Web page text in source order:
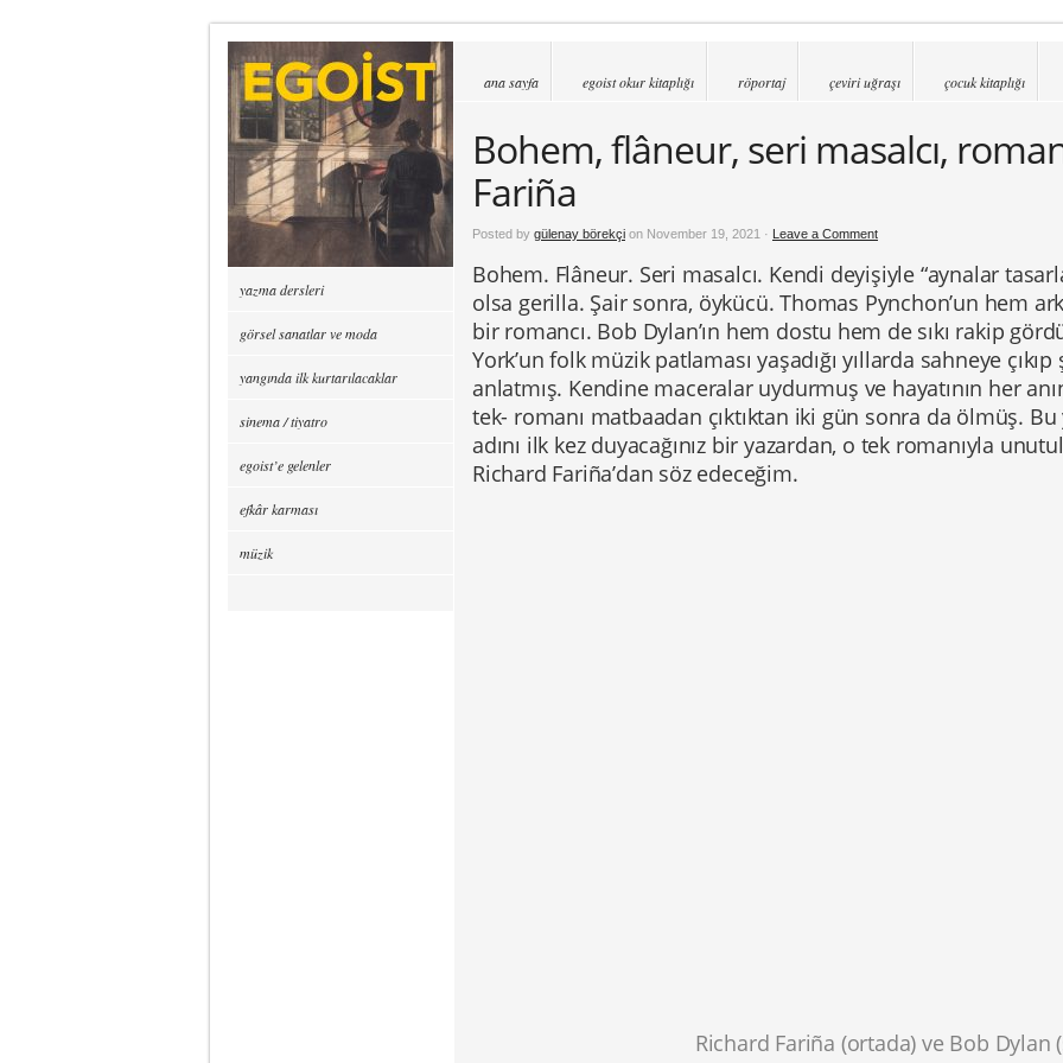
ana sayfa egoist okur kitaplığı röportaj çeviri uğraşı çocuk kitaplığı
Bohem, flâneur, seri masalcı,
Fariña
Posted by gülenay börekçi on November 19, 2021 · Leave a Comment
Bohem. Flâneur. Seri masalcı. Kendi deyişiyle “aynalar
olsa gerilla. Şair sonra, öykücü. Thomas Pynchon’un hem
bir romancı. Bob Dylan’ın hem dostu hem de sıkı rakip
York’un folk müzik patlaması yaşadığı yıllarda sahneye
anlatmış. Kendine maceralar uydurmuş ve hayatının her
tek- romanı matbaadan çıktıktan iki gün sonra da ölmüş.
adını ilk kez duyacağınız bir yazardan, o tek romanıyla
Richard Fariña’dan söz edeceğim.
Richard Fariña (ortada) ve Bob Dylan
yazma dersleri
görsel sanatlar ve moda
yangında ilk kurtarılacaklar
sinema / tiyatro
egoist’e gelenler
efkâr karması
müzik